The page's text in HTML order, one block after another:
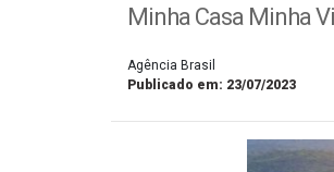
Minha Casa Minha
Agência Brasil
Publicado em: 23/07/2023